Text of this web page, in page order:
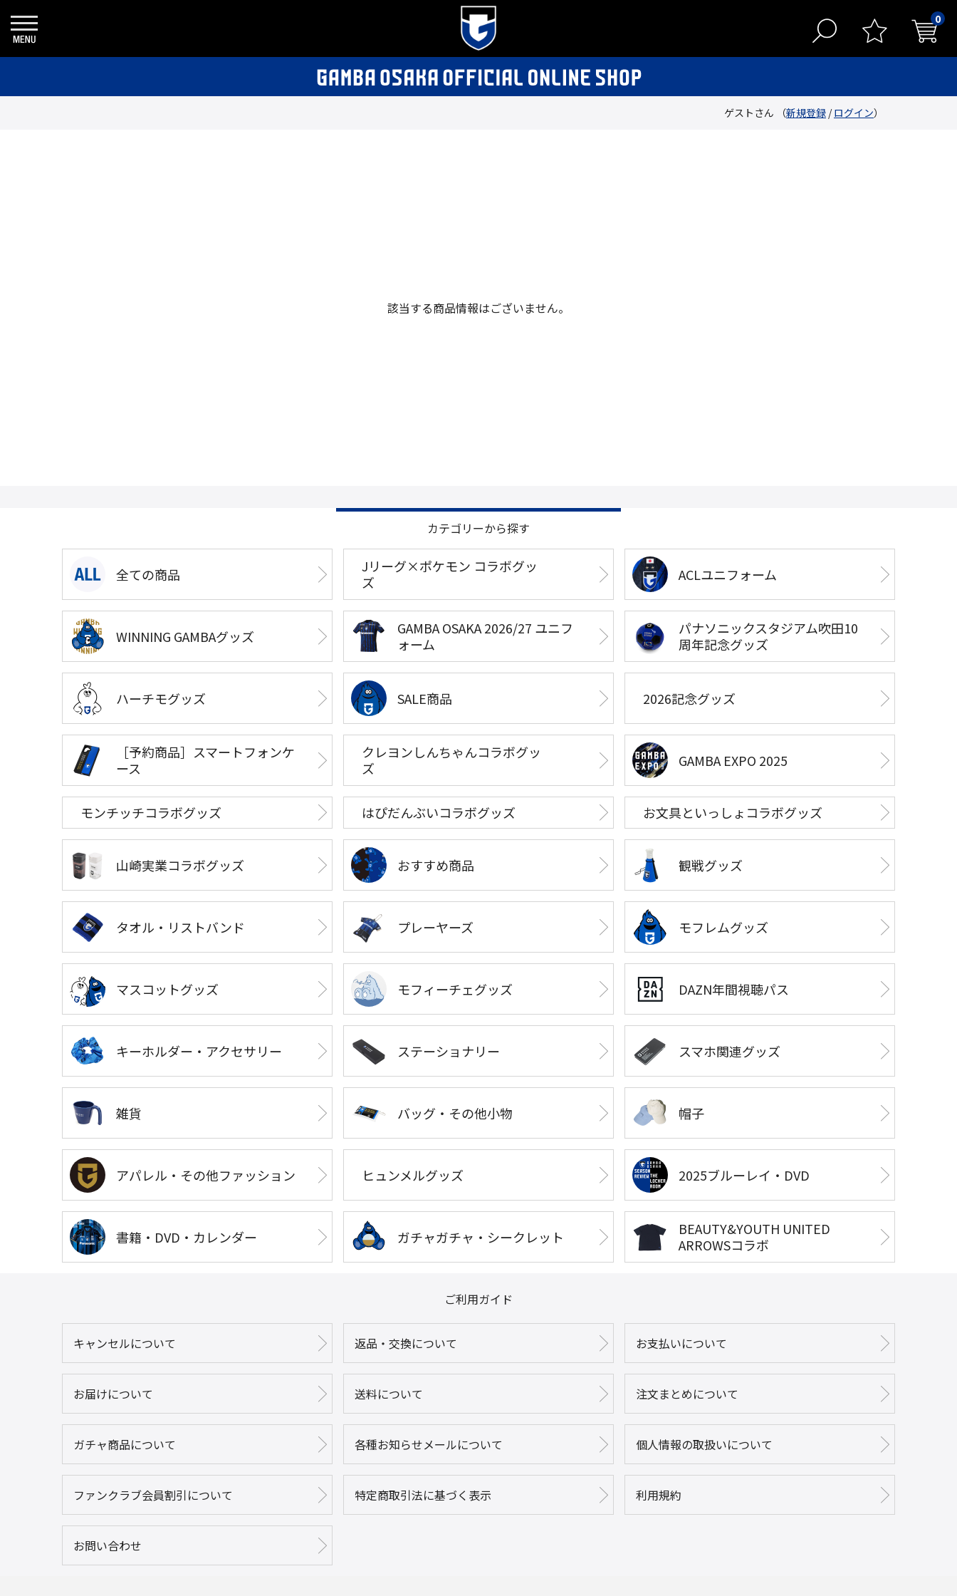
0
ゲストさん （新規登録 /ログイン）
該当する商品情報はございません。
カテゴリーから探す
全ての商品
Jリーグ×ポケモン コラボグッ
ズ
ACLユニフォーム
WINNING GAMBAグッズ
GAMBA OSAKA 2026/27 ユニフ
ォーム
パナソニックスタジアム吹田10
周年記念グッズ
ハーチモグッズ SALE商品 2026記念グッズ
［予約商品］スマートフォンケ
ース
クレヨンしんちゃんコラボグッ
ズ
GAMBA EXPO 2025
モンチッチコラボグッズ はぴだんぶいコラボグッズ お文具といっしょコラボグッズ
山崎実業コラボグッズ おすすめ商品 観戦グッズ
タオル・リストバンド プレーヤーズ モフレムグッズ
マスコットグッズ モフィーチェグッズ DAZN年間視聴パス
キーホルダー・アクセサリー ステーショナリー スマホ関連グッズ
雑貨 バッグ・その他小物 帽子
アパレル・その他ファッション ヒュンメルグッズ 2025ブルーレイ・DVD
書籍・DVD・カレンダー ガチャガチャ・シークレット
BEAUTY&YOUTH UNITED
ARROWSコラボ
ご利用ガイド
キャンセルについて 返品・交換について お支払いについて
お届けについて 送料について 注文まとめについて
ガチャ商品について 各種お知らせメールについて 個人情報の取扱いについて
ファンクラブ会員割引について 特定商取引法に基づく表示 利用規約
お問い合わせ